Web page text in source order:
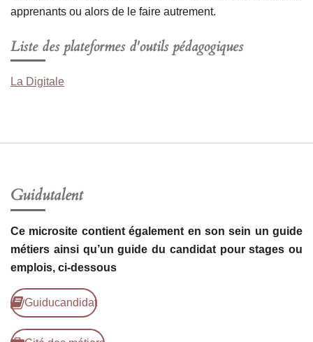
apprenants ou alors de le faire autrement.
Liste des plateformes d'outils pédagogiques
La Digitale
Guidutalent
Ce microsite contient également en son sein un guide
métiers ainsi qu’un guide du candidat pour stages ou
emplois, ci-dessous
Guiducandidat